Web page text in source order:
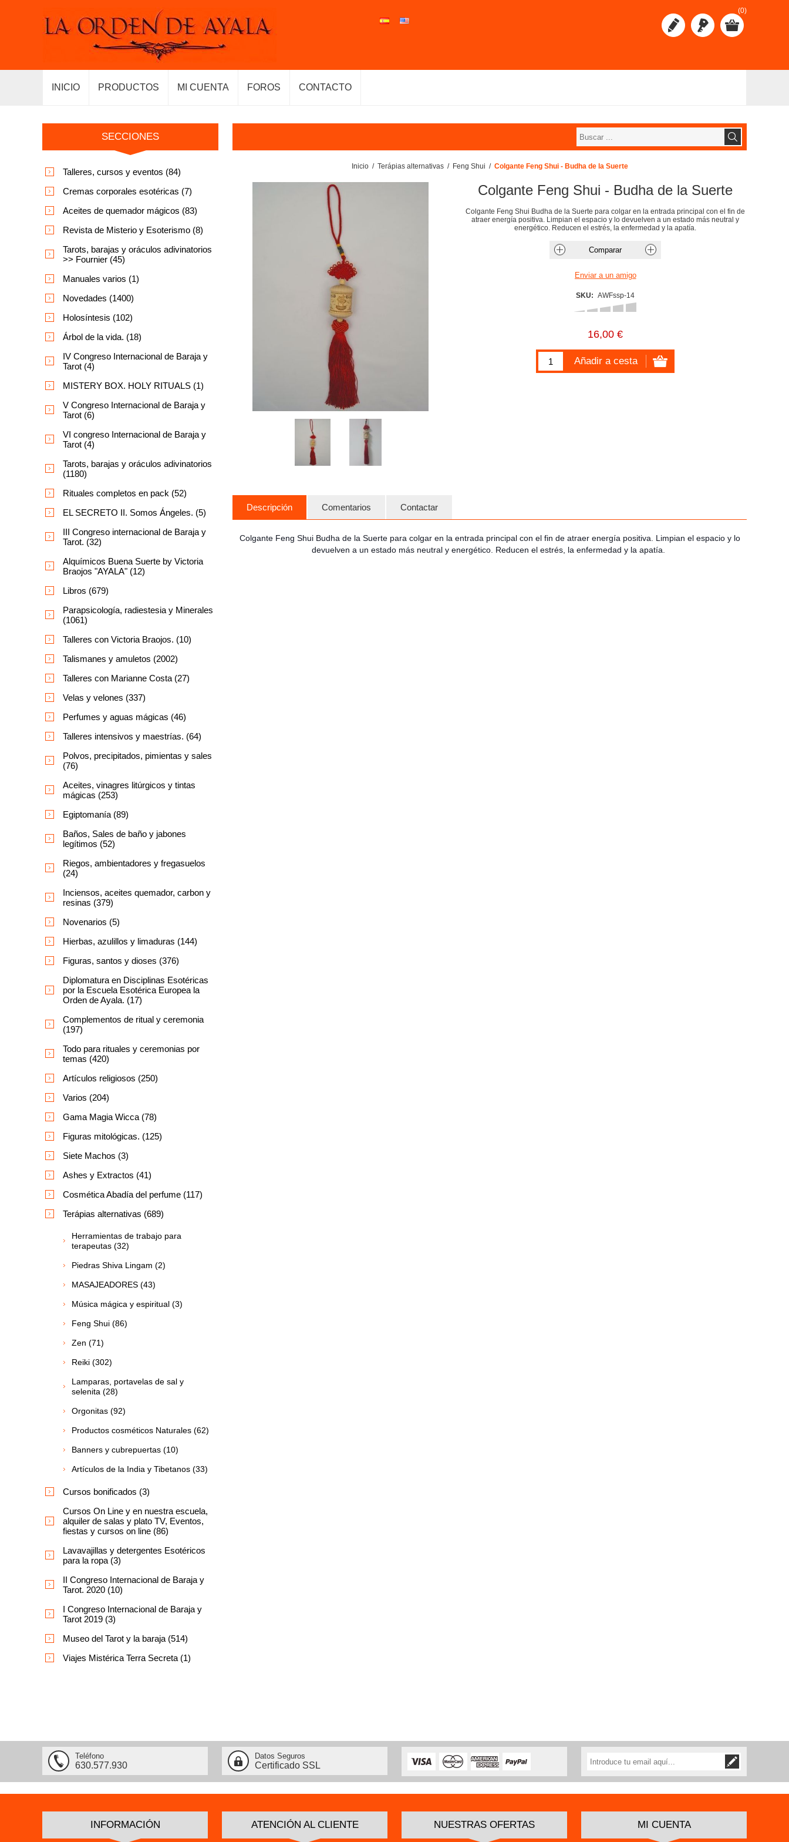
(0)
INICIO PRODUCTOS MI CUENTA FOROS CONTACTO
Inicio / Terápias alternativas / Feng Shui / Colgante Feng Shui - Budha de la Suerte
Colgante Feng Shui - Budha de la Suerte
Colgante Feng Shui Budha de la Suerte para colgar en la entrada principal con el fin de
atraer energía positiva. Limpian el espacio y lo devuelven a un estado más neutral y
energético. Reducen el estrés, la enfermedad y la apatía.
SKU: AWFssp-14
16,00 €
Descripción Comentarios Contactar
Colgante Feng Shui Budha de la Suerte para colgar en la entrada principal con el fin de atraer energía positiva. Limpian el espacio y lo
devuelven a un estado más neutral y energético. Reducen el estrés, la enfermedad y la apatía.
SECCIONES
Talleres, cursos y eventos (84)
Cremas corporales esotéricas (7)
Aceites de quemador mágicos (83)
Revista de Misterio y Esoterismo (8)
Tarots, barajas y oráculos adivinatorios
>> Fournier (45)
Manuales varios (1)
Novedades (1400)
Holosíntesis (102)
Árbol de la vida. (18)
IV Congreso Internacional de Baraja y
Tarot (4)
MISTERY BOX. HOLY RITUALS (1)
V Congreso Internacional de Baraja y
Tarot (6)
VI congreso Internacional de Baraja y
Tarot (4)
Tarots, barajas y oráculos adivinatorios
(1180)
Rituales completos en pack (52)
EL SECRETO II. Somos Ángeles. (5)
III Congreso internacional de Baraja y
Tarot. (32)
Alquímicos Buena Suerte by Victoria
Braojos "AYALA" (12)
Libros (679)
Parapsicología, radiestesia y Minerales
(1061)
Talleres con Victoria Braojos. (10)
Talismanes y amuletos (2002)
Talleres con Marianne Costa (27)
Velas y velones (337)
Perfumes y aguas mágicas (46)
Talleres intensivos y maestrías. (64)
Polvos, precipitados, pimientas y sales
(76)
Aceites, vinagres litúrgicos y tintas
mágicas (253)
Egiptomanía (89)
Baños, Sales de baño y jabones
legítimos (52)
Riegos, ambientadores y fregasuelos
(24)
Inciensos, aceites quemador, carbon y
resinas (379)
Novenarios (5)
Hierbas, azulillos y limaduras (144)
Figuras, santos y dioses (376)
Diplomatura en Disciplinas Esotéricas
por la Escuela Esotérica Europea la
Orden de Ayala. (17)
Complementos de ritual y ceremonia
(197)
Todo para rituales y ceremonias por
temas (420)
Artículos religiosos (250)
Varios (204)
Gama Magia Wicca (78)
Figuras mitológicas. (125)
Siete Machos (3)
Ashes y Extractos (41)
Cosmética Abadía del perfume (117)
Terápias alternativas (689)
Herramientas de trabajo para
terapeutas (32)
Piedras Shiva Lingam (2)
MASAJEADORES (43)
Música mágica y espiritual (3)
Feng Shui (86)
Zen (71)
Reiki (302)
Lamparas, portavelas de sal y
selenita (28)
Orgonitas (92)
Productos cosméticos Naturales (62)
Banners y cubrepuertas (10)
Artículos de la India y Tibetanos (33)
Cursos bonificados (3)
Cursos On Line y en nuestra escuela,
alquiler de salas y plato TV, Eventos,
fiestas y cursos on line (86)
Lavavajillas y detergentes Esotéricos
para la ropa (3)
II Congreso Internacional de Baraja y
Tarot. 2020 (10)
I Congreso Internacional de Baraja y
Tarot 2019 (3)
Museo del Tarot y la baraja (514)
Viajes Mistérica Terra Secreta (1)
Teléfono
630.577.930
Datos Seguros
Certificado SSL
INFORMACIÓN ATENCIÓN AL CLIENTE NUESTRAS OFERTAS MI CUENTA